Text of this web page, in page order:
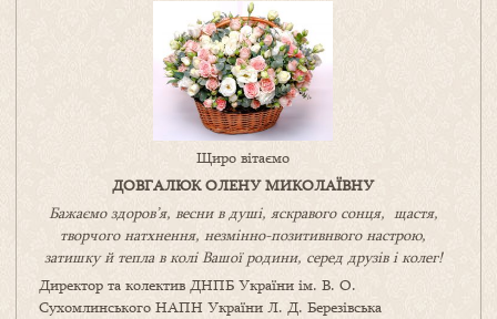
Щиро вітаємо
ДОВГАЛЮК ОЛЕНУ МИКОЛАЇВНУ
Бажаємо здоров’я, весни в душі, яскравого сонця, щастя,
творчого натхнення, незмінно-позитивнвого настрою,
затишкуйтепла в коліВашоїродини, серед друзів і колег!
Директор та колектив ДНПБ України ім. В. О.
Сухомлинського НАПН України Л. Д. Березівська